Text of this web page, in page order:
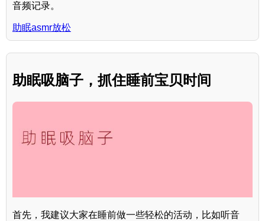
音频记录。
助眠asmr放松
助眠吸脑子，抓住睡前宝贝时间
首先，我建议大家在睡前做一些轻松的活动，比如听音